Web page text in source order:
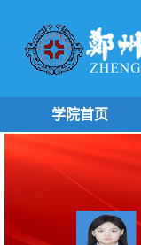
学院首页